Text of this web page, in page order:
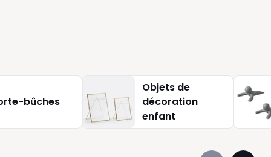
bûches
Objets de
décoration
enfant